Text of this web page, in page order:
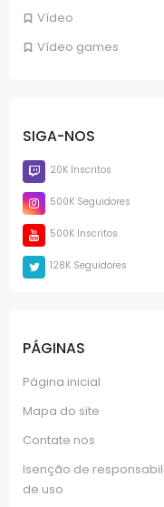
Vídeo
Vídeo games
SIGA-NOS
20K Inscritos
500K Seguidores
500K Inscritos
128K Seguidores
PÁGINAS
Página inicial
Mapa do site
Contate nos
Isenção de
de uso